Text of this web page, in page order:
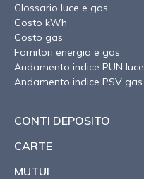
Glossario luce e gas
Costo kWh
Costo gas
Fornitori energia e gas
Andamento indice PUN luce
Andamento indice PSV gas
CONTI DEPOSITO
CARTE
MUTUI